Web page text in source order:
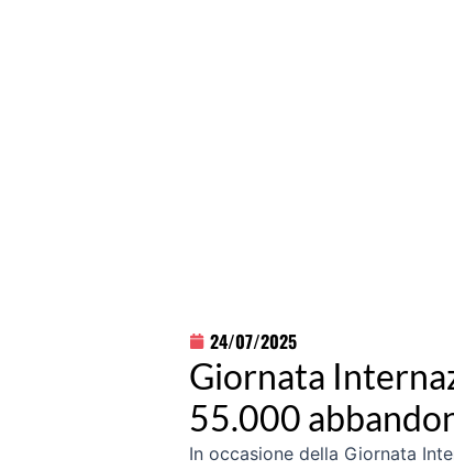
24/07/2025
Giornata
55.000
In occasione della Giornata